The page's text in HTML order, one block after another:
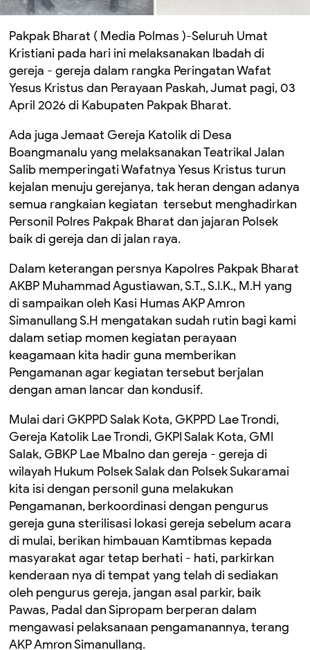
Pakpak Bharat ( Media Polmas )-Seluruh Umat
Kristiani pada hari ini melaksanakan Ibadah di
gereja - gereja dalam rangka Peringatan Wafat
Yesus Kristus dan Perayaan Paskah, Jumat pagi, 03
April 2026 di Kabupaten Pakpak Bharat.
Ada juga Jemaat Gereja Katolik di Desa
Boangmanalu yang melaksanakan Teatrikal Jalan
Salib memperingati Wafatnya Yesus Kristus turun
kejalan menuju gerejanya, tak heran dengan adanya
semua rangkaian kegiatan tersebut menghadirkan
Personil Polres Pakpak Bharat dan jajaran Polsek
baik di gereja dan di jalan raya.
Dalam keterangan persnya Kapolres Pakpak Bharat
AKBP Muhammad Agustiawan, S.T., S.I.K., M.H yang
di sampaikan oleh Kasi Humas AKP Amron
Simanullang S.H mengatakan sudah rutin bagi kami
dalam setiap momen kegiatan perayaan
keagamaan kita hadir guna memberikan
Pengamanan agar kegiatan tersebut berjalan
dengan aman lancar dan kondusif.
Mulai dari GKPPD Salak Kota, GKPPD Lae Trondi,
Gereja Katolik Lae Trondi, GKPI Salak Kota, GMI
Salak, GBKP Lae Mbalno dan gereja - gereja di
wilayah Hukum Polsek Salak dan Polsek Sukaramai
kita isi dengan personil guna melakukan
Pengamanan, berkoordinasi dengan pengurus
gereja guna sterilisasi lokasi gereja sebelum acara
di mulai, berikan himbauan Kamtibmas kepada
masyarakat agar tetap berhati - hati, parkirkan
kenderaan nya di tempat yang telah di sediakan
oleh pengurus gereja, jangan asal parkir, baik
Pawas, Padal dan Sipropam berperan dalam
mengawasi pelaksanaan pengamanannya, terang
AKP Amron Simanullang.